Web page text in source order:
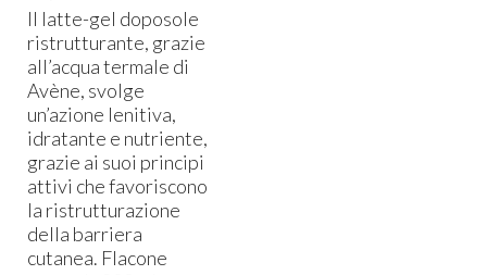
Il latte-gel doposole
ristrutturante, grazie
all’acqua termale di
Avène, svolge
un’azione lenitiva,
idratante e nutriente,
grazie ai suoi principi
attivi che favoriscono
la ristrutturazione
della barriera
cutanea. Flacone